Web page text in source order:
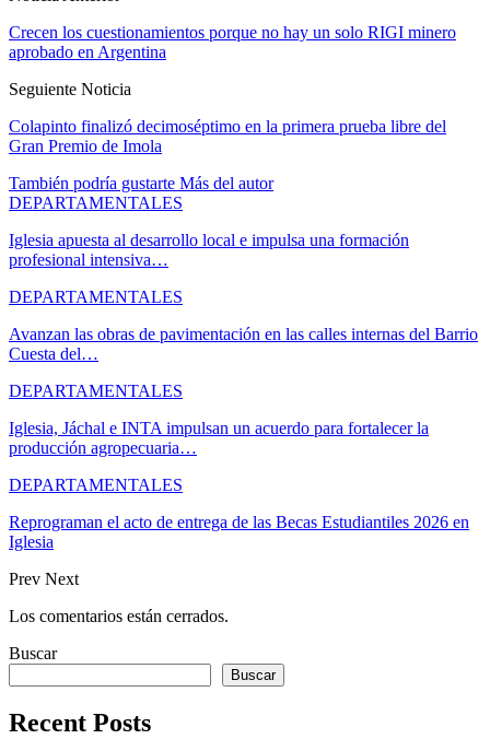
Crecen los cuestionamientos porque no hay un solo RIGI minero
aprobado en Argentina
Seguiente Noticia
Colapinto finalizó decimoséptimo en la primera prueba libre del
Gran Premio de Imola
También podría gustarte Más del autor
DEPARTAMENTALES
Iglesia apuesta al desarrollo local e impulsa una formación
profesional intensiva…
DEPARTAMENTALES
Avanzan las obras de pavimentación en las calles internas del Barrio
Cuesta del…
DEPARTAMENTALES
Iglesia, Jáchal e INTA impulsan un acuerdo para fortalecer la
producción agropecuaria…
DEPARTAMENTALES
Reprograman el acto de entrega de las Becas Estudiantiles 2026 en
Iglesia
Prev Next
Los comentarios están cerrados.
Buscar
Buscar
Recent Posts